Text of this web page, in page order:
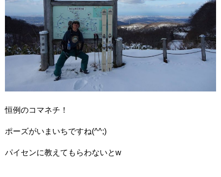
恒例のコマネチ！
ポーズがいまいちですね(^^;)
パイセンに教えてもらわないとw